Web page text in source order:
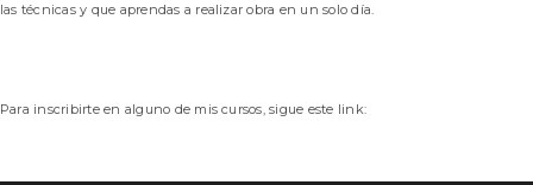
las técnicas y que aprendas a realizar obra en un solo día.
Para inscribirte en alguno de mis cursos, sigue este link: